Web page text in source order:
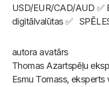
USD/EUR/CAD/AUD ✅
digitālvalūtas ✅
Thomas Azartspēļu
Esmu Tomass,